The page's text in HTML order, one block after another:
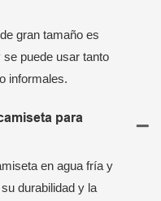
gran tamaño es
puede usar tanto
informales.
para
en agua fría y
durabilidad y la